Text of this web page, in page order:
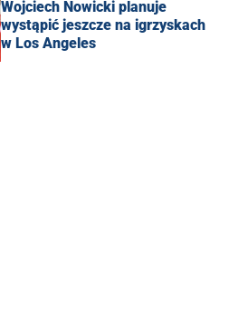
Wojciech Nowicki planuje
wystąpić jeszcze na igrzyskach
w Los Angeles